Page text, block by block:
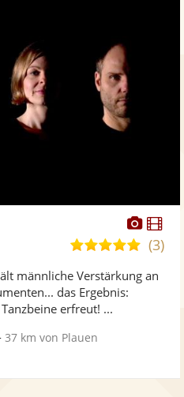
Fotos
5,0
5
(3)
männliche Verstärkung an
das Ergebnis:
erfreut! ...
37 km von Plauen